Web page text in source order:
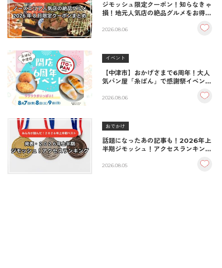
ジモッシュ限定クーポン！知らなきゃ
損！地元人気店の絶品グルメをお得に
2026.08.06
イベント
【中津市】おかげさまで6周年！大人
気パン屋「糸ぱん」で感謝祭イベント
♪（8/7〜8/9）
2026.08.06
おでかけ
話題になったあの記事も！2026年上
半期ジモッシュ！アクセスランキング
2026.08.05